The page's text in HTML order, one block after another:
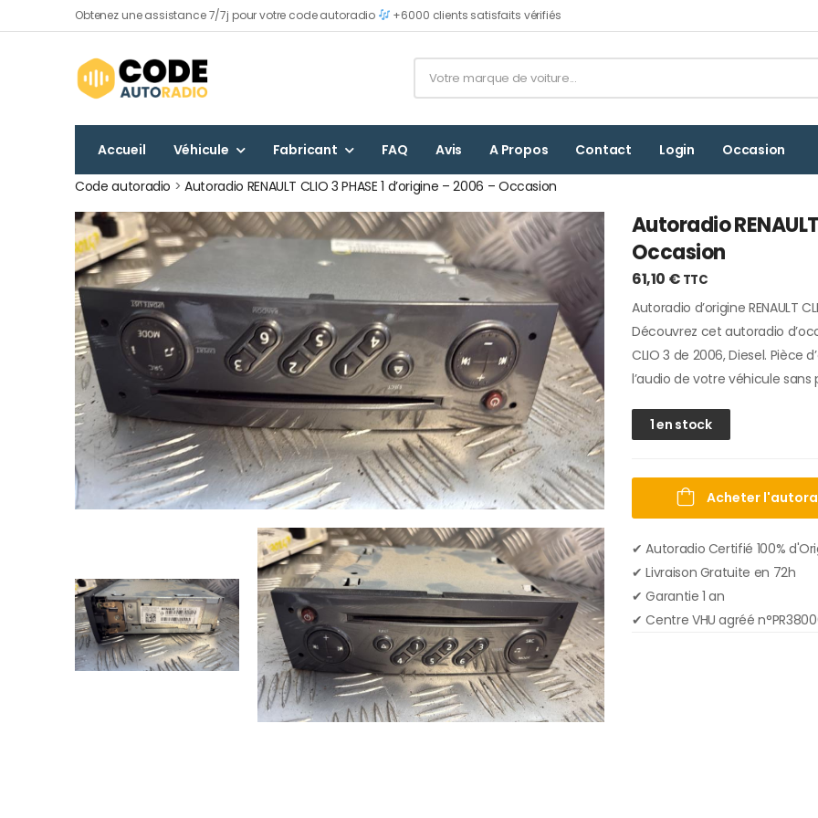
Obtenez une assistance 7/7j pour votre code autoradio +6000 clients satisfaits vérifiés
Accueil Véhicule Fabricant FAQ Avis A Propos Contact Login Occasion
Code autoradio >Autoradio RENAULT CLIO 3 PHASE 1 d’origine – 2006 – Occasion
Autoradio
Occasion
61,10 € TTC
Autoradio d’origine RENAULT
Découvrez cet autoradio
CLIO 3 de 2006, Diesel. Pièce
l’audio de votre véhicule
1 en stock
Acheter
✔ Autoradio Certifié 100%
✔︎ Livraison Gratuite en 72h
✔︎ Garantie 1 an
✔︎ Centre VHU agréé